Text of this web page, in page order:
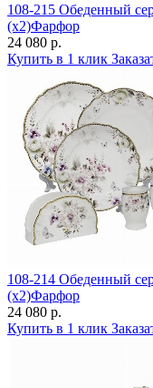
108-215 Обеденный
(х2)Фарфор
24 080 р.
Купить в 1 клик
108-214 Обеденный
(х2)Фарфор
24 080 р.
Купить в 1 клик